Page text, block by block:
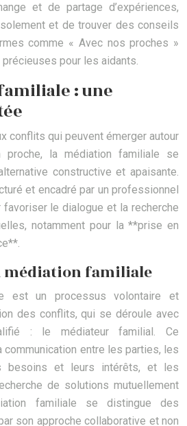
et de partage d’expériences,
et de trouver des conseils
comme « Avec nos proches »
pour les aidants.
: une
conflits qui peuvent émerger autour
proche, la médiation familiale se
constructive et apaisante.
et encadré par un professionnel
le dialogue et la recherche
notamment pour la **prise en
médiation familiale
est un processus volontaire et
des conflits, qui se déroule avec
: le médiateur familial. Ce
entre les parties, les
besoins et leurs intérêts, et les
de solutions mutuellement
familiale se distingue des
son approche collaborative et non